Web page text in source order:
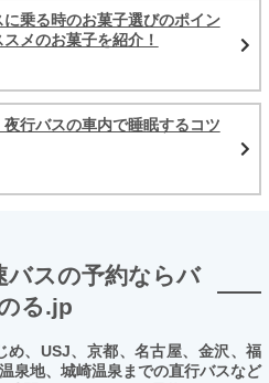
に乗る時のお菓子選びのポイン
スメのお菓子を紹介！
夜行バスの車内で睡眠するコツ
バスの予約ならバ
る.jp
、USJ、京都、名古屋、金沢、福
泉地、城崎温泉までの直行バスなど